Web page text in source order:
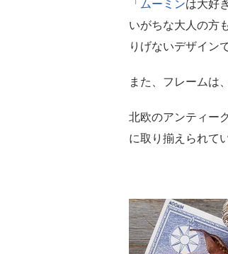
「 ムーミンは大好
いがちな大人の方
りげないデザイン
また、フレームは
北欧のアンティー
に取り揃えられて